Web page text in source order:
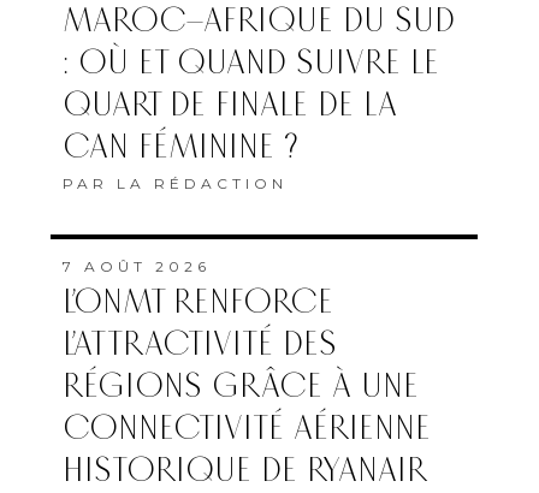
MAROC–AFRIQUE DU SUD
: OÙ ET QUAND SUIVRE LE
QUART DE FINALE DE LA
CAN FÉMININE ?
PAR LA RÉDACTION
7 AOÛT 2026
L’ONMT RENFORCE
L’ATTRACTIVITÉ DES
RÉGIONS GRÂCE À UNE
CONNECTIVITÉ AÉRIENNE
HISTORIQUE DE RYANAIR